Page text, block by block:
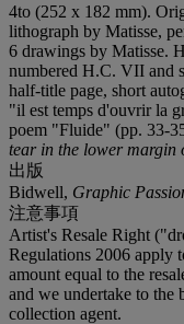
4to (252 x 182 mm).
lithograph by Matisse,
6 drawings by Matisse.
numbered H.C. VII and
half-title page, short
"il est temps d'ouvrir la
poem "Fluide" (pp. 33-
tear in the lower margin
出版
Bidwell, Graphic
注意事項
Artist's Resale Right
Regulations 2006 apply
amount equal to the
and we undertake to the
collection agent.